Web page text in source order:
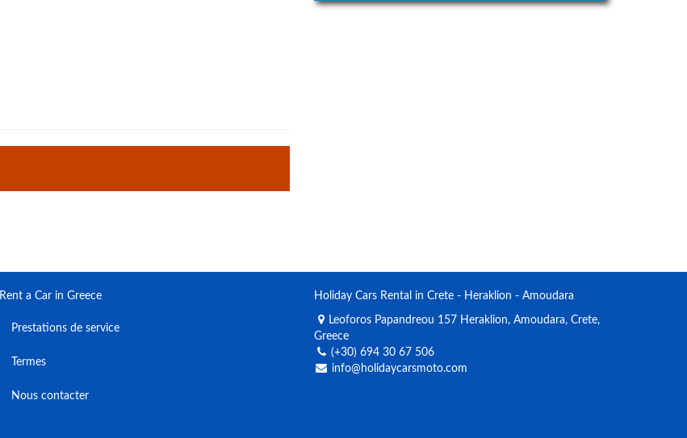
Rent a Car in Greece
Prestations de service
Termes
Nous contacter
Holiday Cars Rental in Crete - Heraklion - Amoudara
Leoforos Papandreou 157 Heraklion, Amoudara, Crete,
Greece
(+30) 694 30 67 506
info@holidaycarsmoto.com